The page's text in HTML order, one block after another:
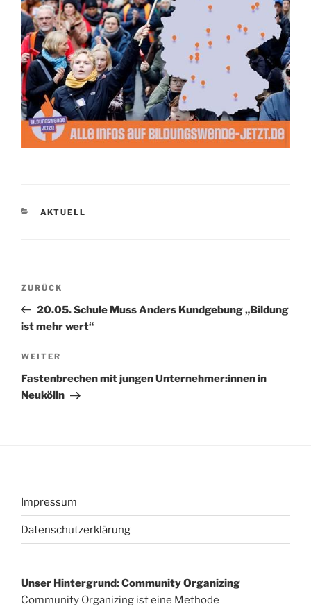
KATEGORIEN
AKTUELL
Beitragsnavigation
Vorheriger
Beitrag
ZURÜCK
20.05. Schule Muss Anders Kundgebung „Bildung
ist mehr wert“
Nächster
Beitrag
WEITER
Fastenbrechen mit jungen Unternehmer:innen in
Neukölln
Impressum
Datenschutzerklärung
Unser Hintergrund: Community Organizing
Community Organizing ist eine Methode